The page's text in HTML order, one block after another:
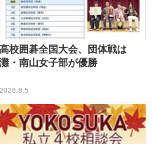
高校囲碁全国大会、団体戦は
灘・南山女子部が優勝
2026.8.5